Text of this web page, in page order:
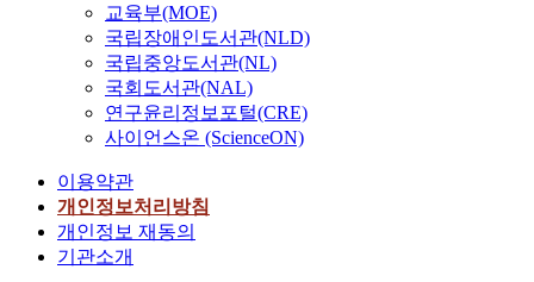
교육부(MOE)
국립장애인도서관(NLD)
국립중앙도서관(NL)
국회도서관(NAL)
연구윤리정보포털(CRE)
사이언스온 (ScienceON)
이용약관
개인정보처리방침
개인정보 재동의
기관소개